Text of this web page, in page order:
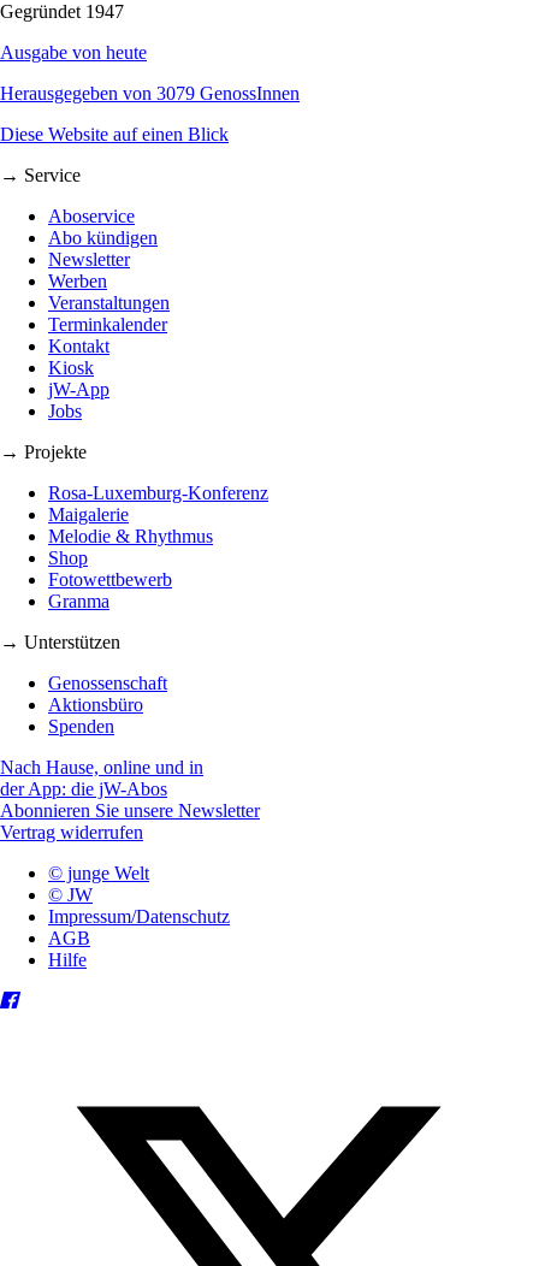
Gegründet 1947
Ausgabe von heute
Herausgegeben von 3079 GenossInnen
Diese Website auf einen Blick
→ Service
Aboservice
Abo kündigen
Newsletter
Werben
Veranstaltungen
Terminkalender
Kontakt
Kiosk
jW-App
Jobs
→ Projekte
Rosa-Luxemburg-Konferenz
Maigalerie
Melodie & Rhythmus
Shop
Fotowettbewerb
Granma
→ Unterstützen
Genossenschaft
Aktionsbüro
Spenden
Nach Hause, online und in
der App: die jW-Abos
Abonnieren Sie unsere Newsletter
Vertrag widerrufen
© junge Welt
© JW
Impressum/Datenschutz
AGB
Hilfe